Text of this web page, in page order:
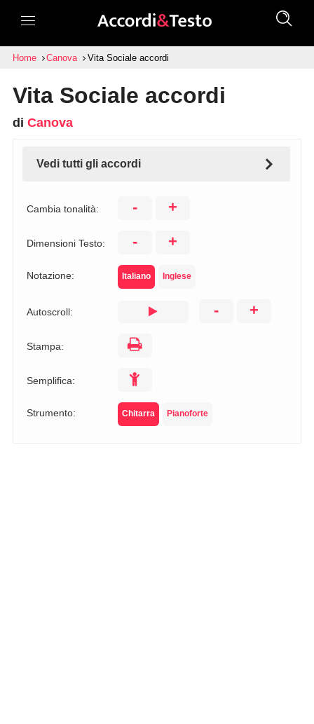
Home Canova Vita Sociale accordi
Vita Sociale accordi
di Canova
Vedi tutti gli accordi
Cambia tonalità: - +
Dimensioni Testo: - +
Notazione: Italiano Inglese
Autoscroll: - +
Stampa:
Semplifica:
Strumento: Chitarra Pianoforte